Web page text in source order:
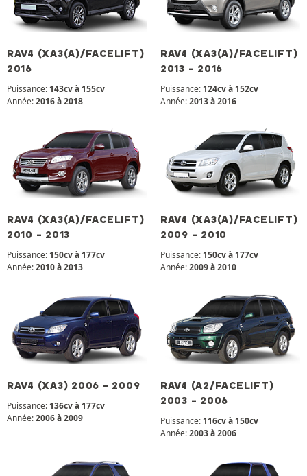
RAV4 (XA3(A)/FACELIFT)
2016
Puissance: 143cv à 155cv
Année:2016 à 2018
RAV4 (XA3(A)/FACELIFT)
2013 - 2016
Puissance: 124cv à 152cv
Année:2013 à 2016
RAV4 (XA3(A)/FACELIFT)
2010 - 2013
Puissance: 150cv à 177cv
Année:2010 à 2013
RAV4 (XA3(A)/FACELIFT)
2009 - 2010
Puissance: 150cv à 177cv
Année:2009 à 2010
RAV4 (XA3) 2006 - 2009
Puissance: 136cv à 177cv
Année:2006 à 2009
RAV4 (A2/FACELIFT)
2003 - 2006
Puissance: 116cv à 150cv
Année:2003 à 2006